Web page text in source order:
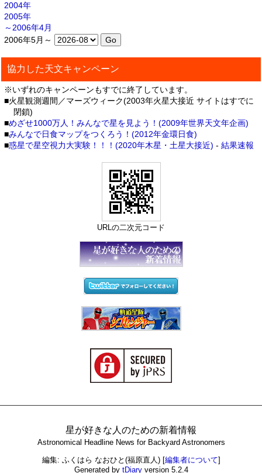
2004年
2005年
～2006年4月
2006年5月～
協力した天文キャンペーン
※いずれのキャンペーンもすでに終了しています。
■火星観測週間／マーズウィーク(2003年火星大接近 サイトはすでに
閉鎖)
■めざせ1000万人！みんなで星を見よう！(2009年世界天文年企画)
■みんなで日食マップをつくろう！(2012年金環日食)
■惑星で星空視力大実験！！！(2020年木星・土星大接近) - 結果速報
URLの二次元コード
星が好きな人のための新着情報
Astronomical Headline News for Backyard Astronomers
編集: ふくはら なおひと(福原直人) [編集者について]
Generated by tDiaryversion 5.2.4